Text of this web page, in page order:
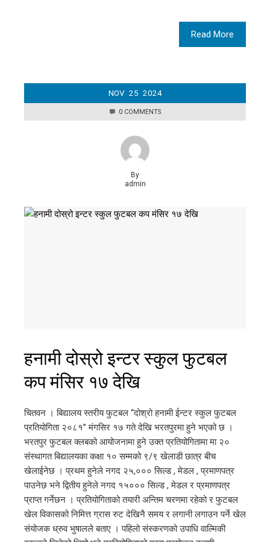
Read More
NOV 25 2024
0 COMMENTS
By
admin
हनामी दोस्रो इन्टर स्कुल फुटबल
कप मंसिर १७ देखि
चितवन । बिद्यालय स्तरीय फुटबल ‘‘दोश्रो हनामी ईन्टर स्कुल फुटबल
प्रतियोगिता २०८१’’ मंगसिर १७ गते देखि भरतपुरमा हुने भएको छ ।
भरतपुर फुटबल क्लबको आयोजनामा हुने उक्त प्रतियोगितामा मा २०
संस्थागत बिद्यालयका कक्षा १० सम्मको ९/९ खेलाडी छात्र बीच
खेलाईनेछ । प्रथम हुनेले नगद २५,००० सिल्ड , मेडल , प्रमाणपत्र
पाउनेछ भने द्वितीय हुनेले नगद १५००० सिल्ड , मेडल र प्रमाणपत्र
प्राप्त गर्नेछन । प्रतियोगिताको तयारी अन्तिम चरणमा रहेको र फुटबल
खेल विकासको निमित्त ग्रास रुट देखिनै समय र लगानी लगाउन पर्ने खेल
संयोजक ध्रुव भुषालले बताए । पहिलो संस्करणको उपाधि वाल्मिकी